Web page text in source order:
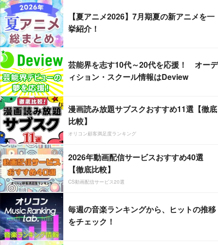
【夏アニメ2026】7月期夏の新アニメを一
挙紹介！
芸能界を志す10代～20代を応援！ オーデ
ィション・スクール情報はDeview
漫画読み放題サブスクおすすめ11選【徹底
比較】
オリコン顧客満足度ランキング
2026年動画配信サービスおすすめ40選
【徹底比較】
CS動画配信サービス20選
毎週の音楽ランキングから、ヒットの推移
をチェック！